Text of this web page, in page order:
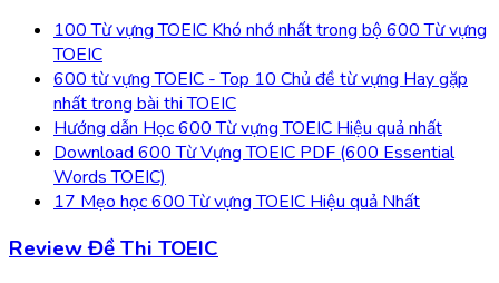
100 Từ vựng TOEIC Khó nhớ nhất trong bộ 600 Từ vựng
TOEIC
600 từ vựng TOEIC - Top 10 Chủ đề từ vựng Hay gặp
nhất trong bài thi TOEIC
Hướng dẫn Học 600 Từ vựng TOEIC Hiệu quả nhất
Download 600 Từ Vựng TOEIC PDF (600 Essential
Words TOEIC)
17 Mẹo học 600 Từ vựng TOEIC Hiệu quả Nhất
Review Đề Thi TOEIC